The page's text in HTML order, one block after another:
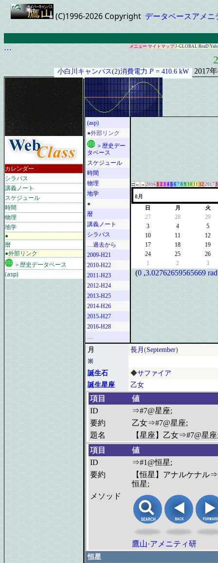
(C)1996-2026 Copyright データベースアメニ
… メニュー サイトマップ J-GLOBAL ReaD
小白川キャンパス(2)消費電力 P= 410.6 kW 2017
カレンダー
シラバス
講義ノート
スケジュール
時間
物理
地学
●
暦
●外部リンク
＞歴史データベース
(asp)
(asp)
●外部リンク
＞歴史デー
タベース
スケジュール
時間
物理
地学
●
暦
講義ノート
シラバス
…過去から
2009-H21
2010-H22
2011-H23
2012-H24
2013-H25
2014-H26
2015-H27
2016-H28
…
□ ← → 2016 1 2 3 4 5 6 7 8 9 10 11 12 2017 1
8月
日 月 火
27 28
29
3
4
5
10
11
12
17
18
19
24
25
26
1
2 3
(0 ,3.02762659565669 rad
月 長月 (September)
※
誕生石
◆サファイア
誕生星座
乙女
項目
値
ID
⇒#7@星座;
要約
乙女⇒#7@星座;
題名
【星座】乙女⇒#7@星
項目
値
ID
⇒#1@恒星;
要約
【恒星】アナルケナル
恒星;
メソッド
鷹山·アメニティ研
恒星